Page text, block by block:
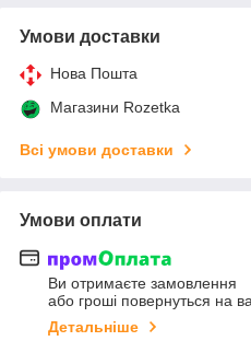
Умови доставки
Нова Пошта
Магазини Rozetka
Всі умови доставки
Умови оплати
Ви отримаєте замовлення
або гроші повернуться на
Детальніше